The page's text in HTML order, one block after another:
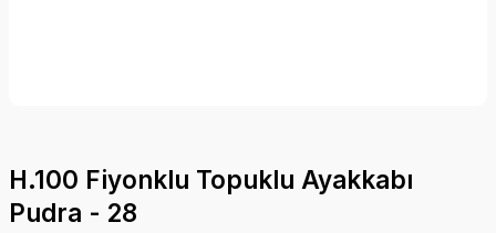
H.100 Fiyonklu Topuklu Ayakkabı
Pudra - 28